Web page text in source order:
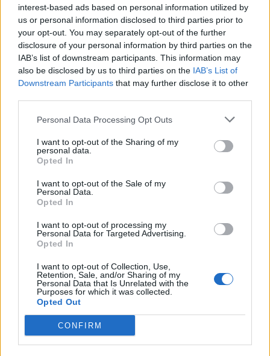
interest-based ads based on personal information utilized by
us or personal information disclosed to third parties prior to
your opt-out. You may separately opt-out of the further
disclosure of your personal information by third parties on the
IAB’s list of downstream participants. This information may
also be disclosed by us to third parties on the IAB’s List of
Downstream Participants that may further disclose it to other
Personal Data Processing Opt Outs
I want to opt-out of the Sharing of my
personal data.
Opted In
I want to opt-out of the Sale of my
Personal Data.
Opted In
I want to opt-out of processing my
Personal Data for Targeted Advertising.
Opted In
I want to opt-out of Collection, Use,
Retention, Sale, and/or Sharing of my
Personal Data that Is Unrelated with the
Purposes for which it was collected.
Opted Out
CONFIRM